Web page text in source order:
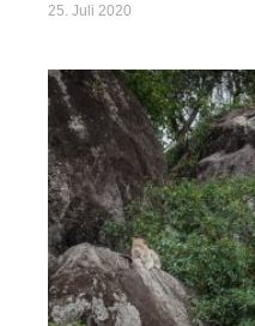
25. Juli 2020